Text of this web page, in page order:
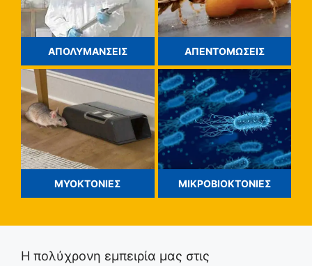
ΑΠΟΛΥΜΑΝΣΕΙΣ ΑΠΕΝΤΟΜΩΣΕΙΣ
ΜΥΟΚΤΟΝΙΕΣ ΜΙΚΡΟΒΙΟΚΤΟΝΙΕΣ
Η πολύχρονη εμπειρία μας στις